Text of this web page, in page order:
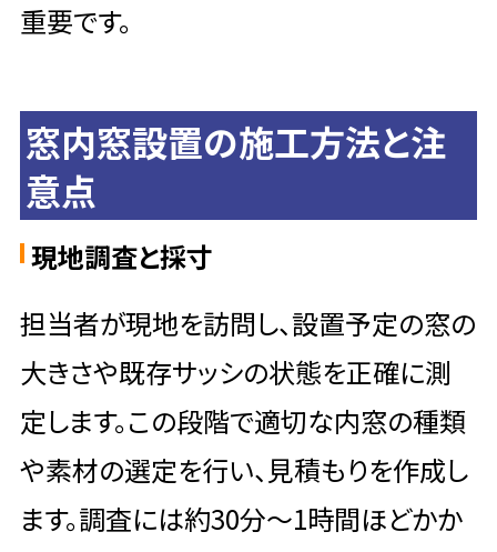
重要です。
窓内窓設置の施工方法と注
意点
現地調査と採寸
担当者が現地を訪問し、設置予定の窓の
大きさや既存サッシの状態を正確に測
定します。この段階で適切な内窓の種類
や素材の選定を行い、見積もりを作成し
ます。調査には約30分～1時間ほどかか